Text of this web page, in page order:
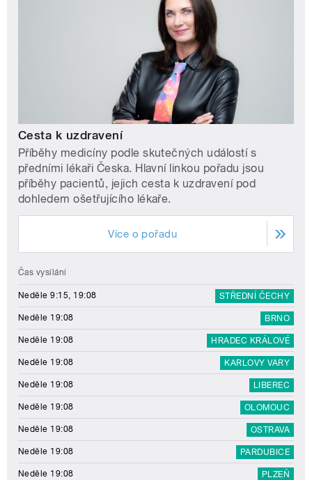
Cesta k uzdravení
Příběhy medicíny podle skutečných událostí s
předními lékaři Česka. Hlavní linkou pořadu jsou
příběhy pacientů, jejich cesta k uzdravení pod
dohledem ošetřujícího lékaře.
Více o pořadu
Čas vysílání
Neděle 9:15, 19:08 STŘEDNÍ ČECHY
Neděle 19:08 BRNO
Neděle 19:08 HRADEC KRÁLOVÉ
Neděle 19:08 KARLOVY VARY
Neděle 19:08 LIBEREC
Neděle 19:08 OLOMOUC
Neděle 19:08 OSTRAVA
Neděle 19:08 PARDUBICE
Neděle 19:08 PLZEŇ